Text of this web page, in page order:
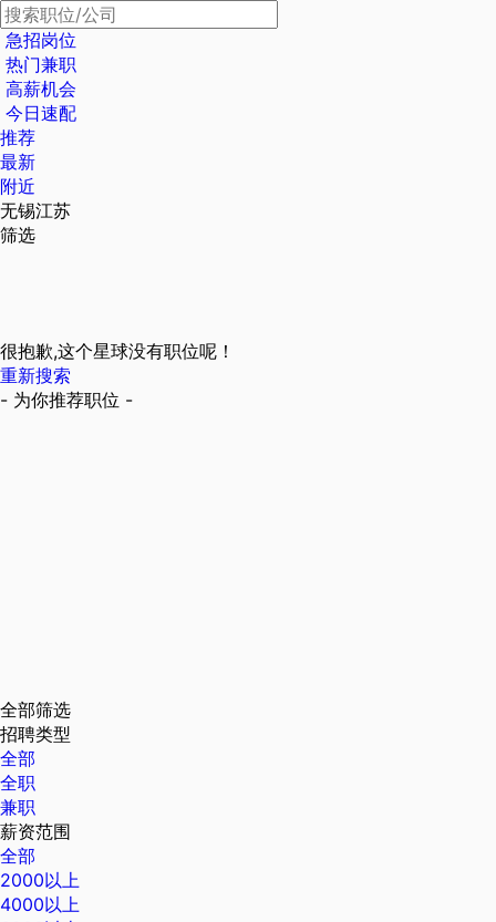
急招岗位
热门兼职
高薪机会
今日速配
推荐
最新
附近
无锡江苏
筛选
很抱歉,这个星球没有职位呢！
重新搜索
- 为你推荐职位 -
全部筛选
招聘类型
全部
全职
兼职
薪资范围
全部
2000以上
4000以上